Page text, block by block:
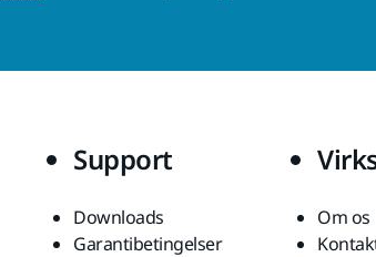
Support
Downloads
Garantibetingelser
Om os